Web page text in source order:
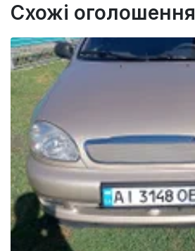
Схожі оголошення